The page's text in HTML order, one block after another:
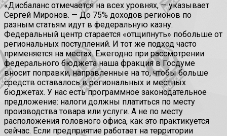
«Дисбаланс отмечается на всех уровнях, — указывает
Сергей Миронов. — До 75% доходов регионов по
разным статьям идут в федеральную казну.
Федеральный центр старается «отщипнуть» побольше от
региональных поступлений. И тот же подход часто
применяется на местах. Ежегодно при рассмотрении
федерального бюджета наша фракция в Госдуме
вносит поправки, направленные на то, чтобы больше
средств оставалось в региональных и местных
бюджетах. У нас есть программное законодательное
предложение: налоги должны платиться по месту
производства товара или услуги. А не по месту
расположения головного офиса, как это практикуется
сейчас. Если предприятие работает на территории